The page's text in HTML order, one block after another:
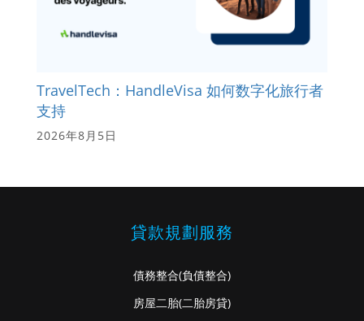
TravelTech：HandleVisa 如何数字化旅行者
支持
2026年8月5日
貸款規劃服務
債務整合(負債整合)
房屋二胎(二胎房貸)